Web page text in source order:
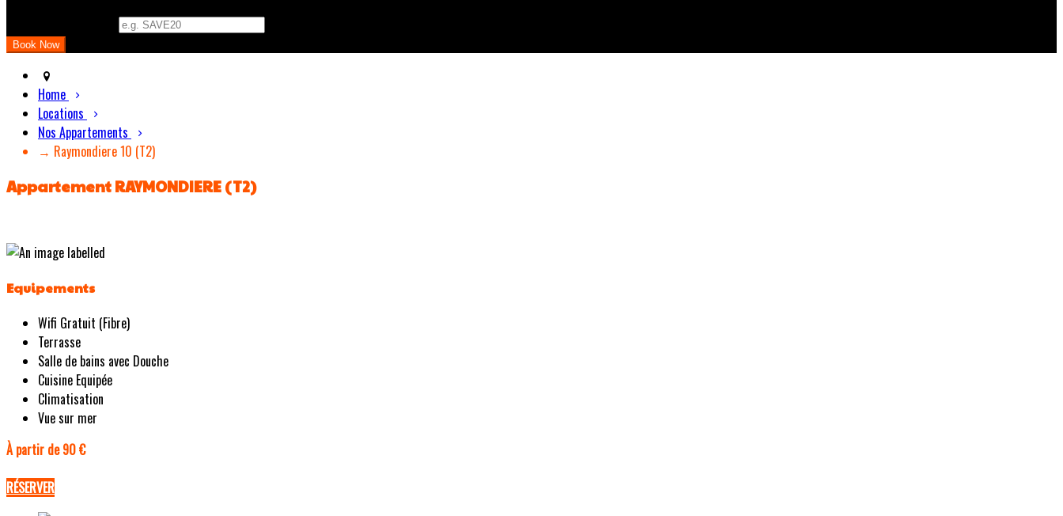
Home
Locations
Nos Appartements
→ Raymondiere 10 (T2)
Appartement RAYMONDIERE (T2)
Equipements
Wifi Gratuit (Fibre)
Terrasse
Salle de bains avec Douche
Cuisine Equipée
Climatisation
Vue sur mer
À partir de 90 €
RÉSERVER